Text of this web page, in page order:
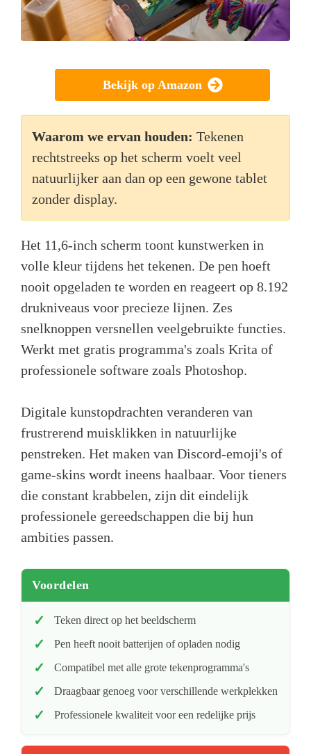
Bekijk op Amazon
Waarom we ervan houden: Tekenen
rechtstreeks op het scherm voelt veel
natuurlijker aan dan op een gewone tablet
zonder display.
Het 11,6-inch scherm toont kunstwerken in
volle kleur tijdens het tekenen. De pen hoeft
nooit opgeladen te worden en reageert op 8.192
drukniveaus voor precieze lijnen. Zes
snelknoppen versnellen veelgebruikte functies.
Werkt met gratis programma's zoals Krita of
professionele software zoals Photoshop.
Digitale kunstopdrachten veranderen van
frustrerend muisklikken in natuurlijke
penstreken. Het maken van Discord-emoji's of
game-skins wordt ineens haalbaar. Voor tieners
die constant krabbelen, zijn dit eindelijk
professionele gereedschappen die bij hun
ambities passen.
Voordelen
Teken direct op het beeldscherm
Pen heeft nooit batterijen of opladen nodig
Compatibel met alle grote tekenprogramma's
Draagbaar genoeg voor verschillende werkplekken
Professionele kwaliteit voor een redelijke prijs